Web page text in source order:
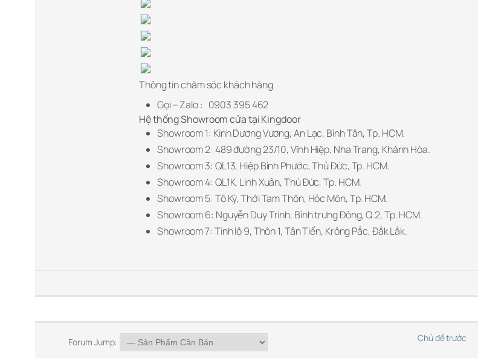
Thông tin chăm sóc khách hàng
Gọi – Zalo : 0903 395 462
Hệ thống Showroom cửa tại Kingdoor
Showroom 1: Kinh Dương Vương, An Lạc, Bình Tân, Tp. HCM.
Showroom 2: 489 đường 23/10, Vĩnh Hiệp, Nha Trang, Khánh Hòa.
Showroom 3: QL13, Hiệp Bình Phước, Thủ Đức, Tp. HCM.
Showroom 4: QL1K, Linh Xuân, Thủ Đức, Tp. HCM.
Showroom 5: Tô Ký, Thới Tam Thôn, Hóc Môn, Tp. HCM.
Showroom 6: Nguyễn Duy Trinh, Bình trưng Đông, Q.2, Tp. HCM.
Showroom 7: Tỉnh lộ 9, Thôn 1, Tân Tiến, Krông Pắc, Đắk Lắk.
Forum Jump: Chủ đề trước